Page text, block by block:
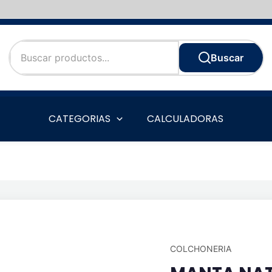
Buscar
CATEGORIAS CALCULADORAS
COLCHONERIA